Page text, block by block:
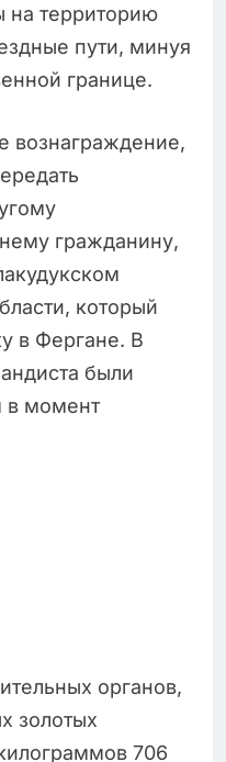
на территорию
пути, минуя
границе.
вознаграждение,
гражданину,
который
в Фергане. В
были
в момент
органов,
золотых
706